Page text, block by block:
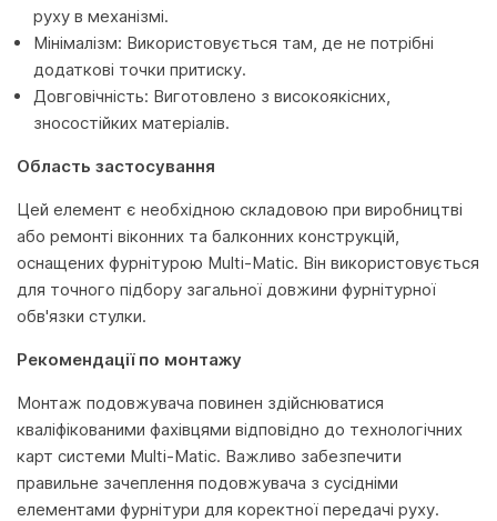
руху в механізмі.
Мінімалізм: Використовується там, де не потрібні
додаткові точки притиску.
Довговічність: Виготовлено з високоякісних,
зносостійких матеріалів.
Область застосування
Цей елемент є необхідною складовою при виробництві
або ремонті віконних та балконних конструкцій,
оснащених фурнітурою Multi-Мatic. Він використовується
для точного підбору загальної довжини фурнітурної
обв'язки стулки.
Рекомендації по монтажу
Монтаж подовжувача повинен здійснюватися
кваліфікованими фахівцями відповідно до технологічних
карт системи Multi-Мatic. Важливо забезпечити
правильне зачеплення подовжувача з сусідніми
елементами фурнітури для коректної передачі руху.